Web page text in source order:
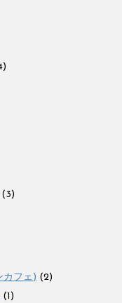
(3)
カフェ) (2)
(1)